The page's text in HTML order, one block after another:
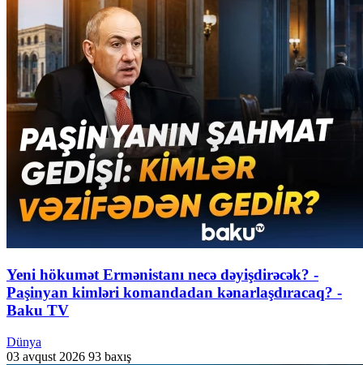
Yeni hökumət Ermənistanı necə dəyişdirəcək? -
Paşinyan kimləri komandadan kənarlaşdıracaq? -
Baku TV
Dünya
03 avqust 2026 93 baxış